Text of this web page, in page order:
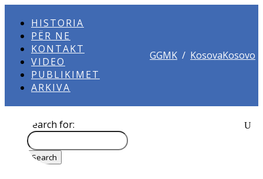
HISTORIA
PËR NE
KONTAKT
VIDEO
PUBLIKIMET
ARKIVA
GGMK / KosovaKosovo
Search for: